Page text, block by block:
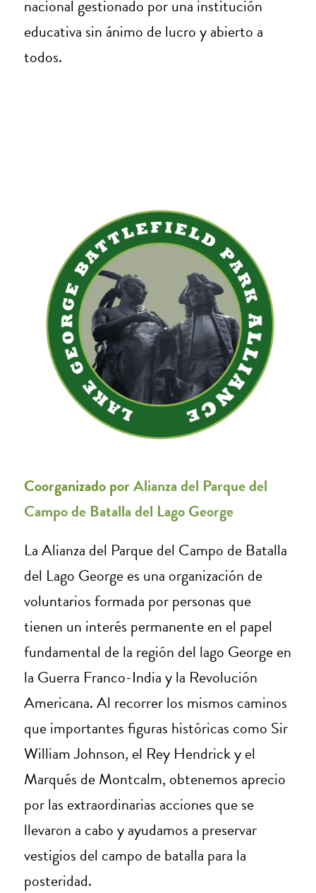
nacional gestionado por una institución
educativa sin ánimo de lucro y abierto a
todos.
Coorganizado porAlianza del Parque del
Campo de Batalla del Lago George
La Alianza del Parque del Campo de Batalla
del Lago George es una organización de
voluntarios formada por personas que
tienen un interés permanente en el papel
fundamental de la región del lago George en
la Guerra Franco-India y la Revolución
Americana. Al recorrer los mismos caminos
que importantes figuras históricas como Sir
William Johnson, el Rey Hendrick y el
Marqués de Montcalm, obtenemos aprecio
por las extraordinarias acciones que se
llevaron a cabo y ayudamos a preservar
vestigios del campo de batalla para la
posteridad.